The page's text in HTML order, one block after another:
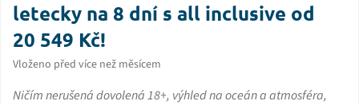
letecky na 8 dní s all inclusive od
20 549 Kč!
Vloženo před více než měsícem
Ničím nerušená dovolená 18+, výhled na oceán a atmosféra,